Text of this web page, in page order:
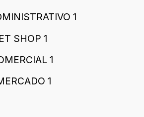
1
SHOP 1
1
1